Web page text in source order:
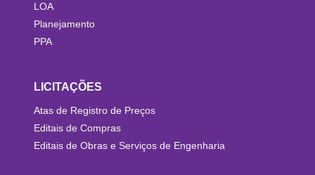
LOA
Planejamento
PPA
LICITAÇÕES
Atas de Registro de Preços
Editais de Compras
Editais de Obras e Serviços de Engenharia